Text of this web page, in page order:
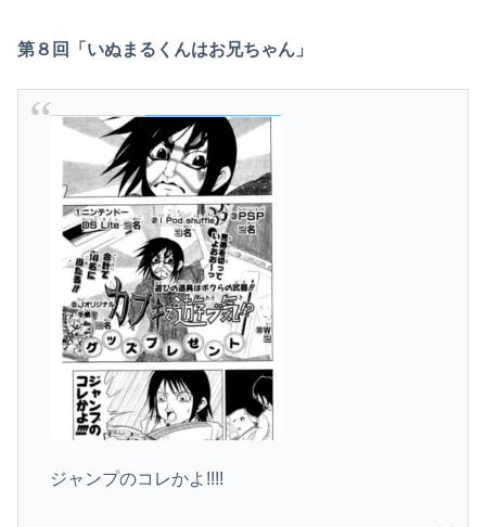
第８回「いぬまるくんはお兄ちゃん」
ジャンプのコレかよ!!!!